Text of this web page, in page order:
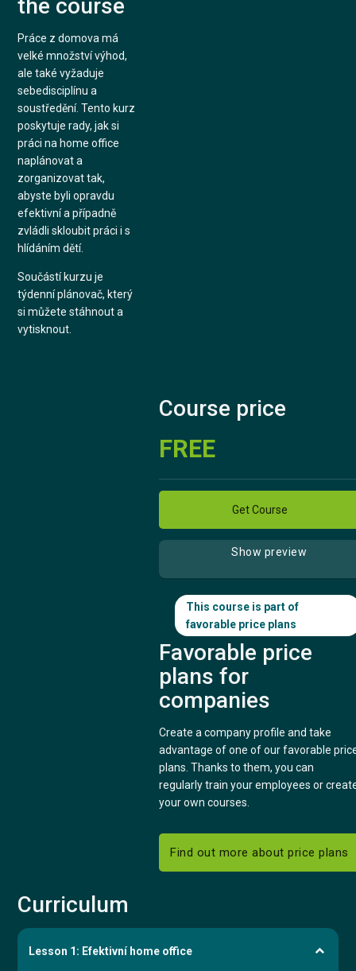
Course price
FREE
Get Course
Show preview
This course is part of
favorable price plans
Favorable price
plans for
companies
Create a company profile and take
advantage of one of our favorable
plans. Thanks to them, you can
regularly train your employees or
your own courses.
Find out more about price plans
the course
Práce z domova má
velké množství výhod,
ale také vyžaduje
sebedisciplínu a
soustředění. Tento kurz
poskytuje rady, jak si
práci na home office
naplánovat a
zorganizovat tak,
abyste byli opravdu
efektivní a případně
zvládli skloubit práci i s
hlídáním dětí.
Součástí kurzu je
týdenní plánovač, který
si můžete stáhnout a
vytisknout.
Curriculum
Lesson 1: Efektivní home office